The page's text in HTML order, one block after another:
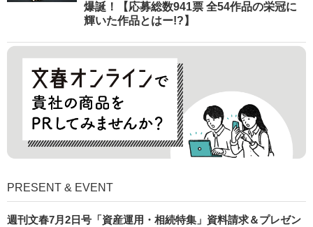
爆誕！【応募総数941票 全54作品の栄冠に
輝いた作品とはー!?】
PRESENT & EVENT
週刊文春7月2日号「資産運用・相続特集」資料請求＆プレゼン